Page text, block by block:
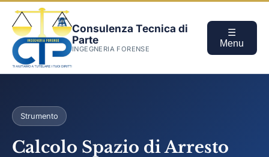
Consulenza Tecnica di
Parte
INGEGNERIA FORENSE
☰
Menu
Strumento
Calcolo Spazio di Arresto